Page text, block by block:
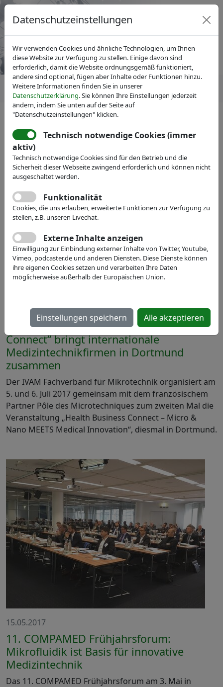
IVAM Fachverband für Mikrotechnik
Pressemitteilungen
19.05.2017
Expertentreffpunkt „Health Business
Connect“ bringt internationale
Medizintechnikfirmen in Dortmund
zusammen
Der IVAM Fachverband für Mikrotechnik organisiert am
5. und 6. Juli 2017 gemeinsam mit dem französischem
Partner Pôle des Microtechniques zum zweiten Mal die
Veranstaltung „Health Business Connect – Micro &
Nano MEETS Medical Innovation“, diesmal in Dortmund.
15.05.2017
11. COMPAMED Frühjahrsforum:
Mikrofluidik ist Basis für innovative
Medizintechnik
Das 11. COMPAMED Frühjahrsforum am 3. Mai in
Datenschutzeinstellungen
Wir verwenden Cookies und ähnliche Technologien, um Ihnen
diese Website zur Verfügung zu stellen. Einige davon sind
erforderlich, damit die Website ordnungsgemäß funktioniert,
andere sind optional, fügen aber Inhalte oder Funktionen hinzu.
Weitere Informationen finden Sie in unserer
Datenschutzerklärung. Sie können Ihre Einstellungen jederzeit
ändern, indem Sie unten auf der Seite auf
"Datenschutzeinstellungen" klicken.
Technisch notwendige Cookies (immer
aktiv)
Technisch notwendige Cookies sind für den Betrieb und die
Sicherheit dieser Webseite zwingend erforderlich und können nicht
ausgeschaltet werden.
Funktionalität
Cookies, die uns erlauben, erweiterte Funktionen zur Verfügung zu
stellen, z.B. unseren Livechat.
Externe Inhalte anzeigen
Einwilligung zur Einbindung externer Inhalte von Twitter, Youtube,
Vimeo, podcaster.de und anderen Diensten. Diese Dienste können
ihre eigenen Cookies setzen und verarbeiten Ihre Daten
möglicherweise außerhalb der Europäischen Union.
Einstellungen speichern Alle akzeptieren